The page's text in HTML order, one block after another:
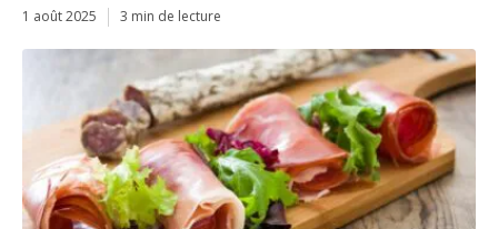
1 août 2025 3 min de lecture